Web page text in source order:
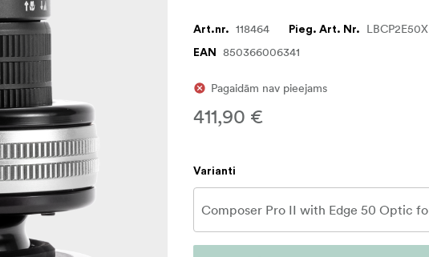
Art.nr. 118464 Pieg. Art. Nr. LBCP2E50X
EAN 850366006341
Pagaidām nav pieejams
411,90 €
Varianti